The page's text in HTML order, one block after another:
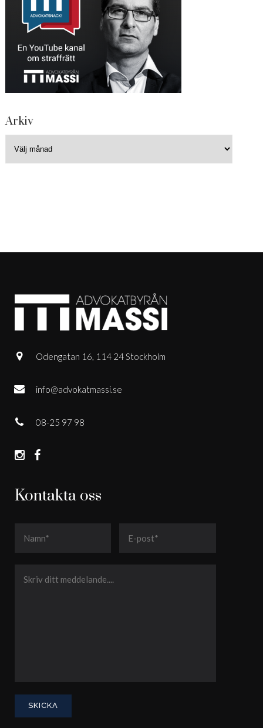
Arkiv
Kontakta oss
Odengatan 16, 114 24 Stockholm
info@advokatmassi.se
08-25 97 98